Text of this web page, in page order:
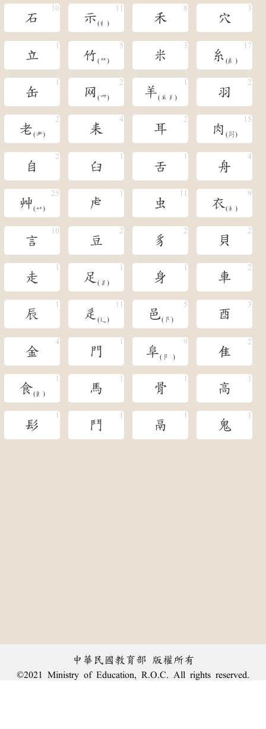
石 示(礻) 禾 穴
立 竹(𥫗) 米 糸 (糹)
缶 网 (㓁) 羊(󶆖󶆗) 羽
老(耂) 耒 耳 肉 (⺼)
自 臼 舌 舟
艸(艹) 虍 虫 衣(衤)
言 豆 豸 貝
走 足 (𧾷) 身 車
辰 辵 (辶) 邑(阝) 酉
金 門 阜(阝 ) 隹
食(飠) 馬 骨 高
髟 鬥 鬲 鬼
中華民國教育部 版權所有
©2021 Ministry of Education, R.O.C. All rights reserved.